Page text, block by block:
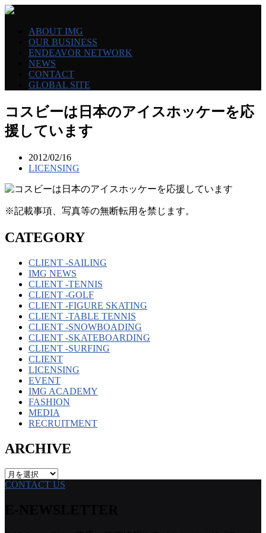
ABOUT IMG
OUR BUSINESS
ENDEAVOR NETWORK
NEWS
CONTACT
GLOBAL SITE
コスビーは日本のアイスホッケーを応
援しています
2012/02/16
LICENSING
※記載事項、写真等の無断転用を禁じます。
CATEGORY
CLIENT -SAILING
IMG NEWS
CLIENT -TENNIS
CLIENT -GOLF
CLIENT -FIGURE SKATING
CLIENT -TABLE TENNIS
CLIENT -SNOWBOADING
CLIENT -SKATEBOARDING
CLIENT -SURFING
CLIENT
LICENSING
EVENT
IMG ACADEMY
FASHION
MEDIA
RECRUITMENT
ARCHIVE
ARCHIVE
CONTACT US